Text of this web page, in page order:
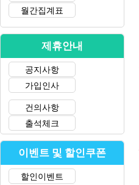
월간집계표
제휴안내
공지사항
가입인사
건의사항
출석체크
이벤트 및 할인쿠폰
할인이벤트